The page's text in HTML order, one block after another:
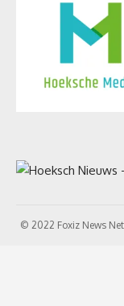
© 2022 Foxiz News